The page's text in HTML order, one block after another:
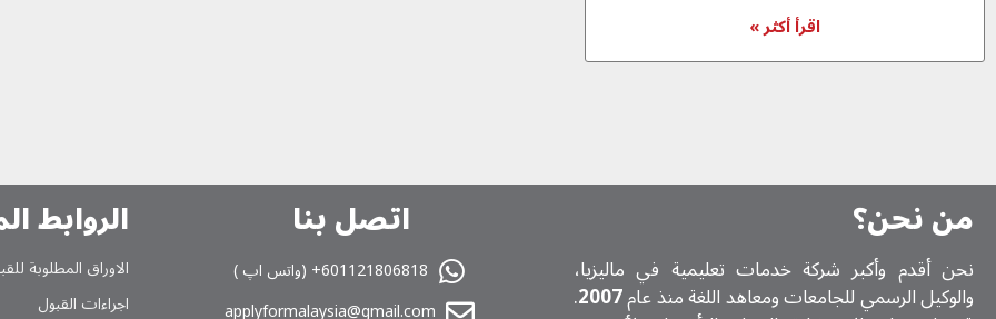
اقرأ أكثر »
من نحن؟
نحن أقدم وأكبر شركة خدمات تعلیمیة في ماليزيا،
والوكيل الرسمي للجامعات ومعاهد اللغة منذ عام2007
.
اتصل بنا
601121806818+ (واتس اپ )
applyformalaysia@gmail.com
الروابط
الاوراق المطلوبة
اجراءات القبول